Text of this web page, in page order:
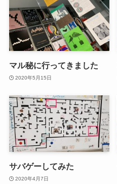
マル秘に行ってきました
2020年5月15日
サバゲーしてみた
2020年4月7日